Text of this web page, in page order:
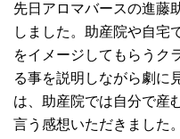
先日アロマバースの進藤
しました。助産院や自宅
をイメージしてもらうク
る事を説明しながら劇に
は、助産院では自分で産
言う感想いただきました